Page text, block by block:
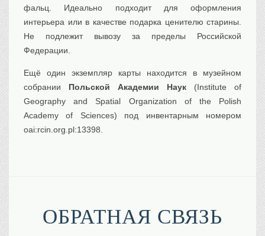
Досуг
Разное
фальц. Идеально подходит для оформления
интерьера или в качестве подарка ценителю старины.
Не подлежит вывозу за пределы Российской
Федерации.
Ещё один экземпляр карты находится в музейном
собрании Польской Академии Наук (Institute of
Geography and Spatial Organization of the Polish
Academy of Sciences) под инвентарным номером
oai:rcin.org.pl:13398.
ОБРАТНАЯ СВЯЗЬ